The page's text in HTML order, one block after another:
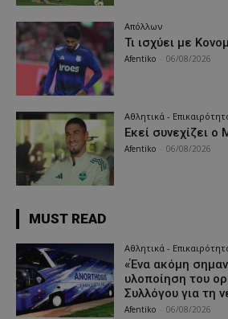
Απόλλων
Τι ισχύει με
Afentiko 06/08/2026
Αθλητικά -
Εκεί συνεχίζει
Afentiko 06/08/2026
MUST READ
Αθλητικά -
«Ένα ακόμη
υλοποίηση του
Συλλόγου για τη
Afentiko 06/08/2026